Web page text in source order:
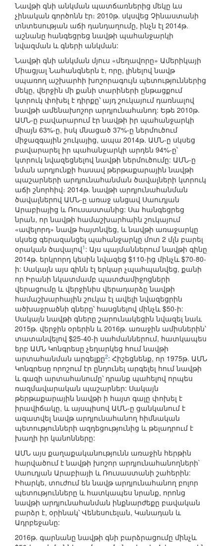
Նավթի գնի անկման պատճառներից մեկը ևս
չինական գործոնն էր։ 2010թ. սկսվեց Չինաստանի
տնտեսության աճի դանդաղումը, ինչն էլ 2014թ.
աշնանը հանգեցրեց նավթի պահանջարկի
նվազման և գների անկման:
Նավթի գնի անկման մյուս «մեղավորը» Ամերիկայի
Միացյալ Նահանգներն է, որը, լինելով նավթ
սպառող աշխարհի խոշորագույն պետություններից
մեկը, վերջին մի քանի տարիների ընթացքում
կտրուկ փոխել է դիրքը՝ այդ շուկայում դառնալով
նավթի ամենախոշոր արդյունահանող: Եթե 2010թ.
ԱՄՆ-ը բավարարում էր նավթի իր պահանջարկի
միայն 63%-ը, իսկ մնացած 37%-ը ներմուծում
միջազգային շուկայից, ապա 2014թ. ԱՄՆ-ը սկսեց
բավարարել իր պահանջարկի արդեն 94%-ը՝
կտրուկ նվազեցնելով նավթի ներմուծումը: ԱՄՆ-ը
նման արդյունքի հասավ թերթաքարային նավթի
պաշարների արդյունահանման ծավալների կտրուկ
աճի շնորհիվ։ 2014թ. նավթի արդյունահանման
ծավալներով ԱՄՆ-ը առաջ անցավ Սաուդյան
Արաբիայից և Ռուսաստանից: Սա հանգեցրեց
նրան, որ նավթի համաշխարհաին շուկայում
«ավելորդ» նավթ հայտնվեց, և նավթի առաջարկը
սկսեց գերազանցել պահանջարկը մոտ 2 մլն բարել
օրական ծավալով1 : Այս պայմաններում նավթի գինը
2014թ. երկրորդ կեսին նվազեց $110-ից մինչև $70-80-
ի: Սակայն այս գինն էլ երկար չպահպանվեց, քանի
որ Իրանի նկատմամբ պատժամիջոցների
վերացումը և վերջինիս վերադարձը նավթի
համաշխարհային շուկա էլ ավելի նվազեցրին
ածխաջրածնի գները՝ հասցնելով մինչև $50-ի:
Սակայն նավթի գները շարունակեցին նվազել նաև
2015թ. վերջին օրերին և 2016թ. առաջին ամիսներին՝
տատանվելով $25-40-ի սահմաններում, հատկապես
երբ ԱՄՆ Կոնգրեսը չեղարկեց հում նավթի
արտահանման արգելքը2: Հիշեցնենք, որ 1975թ. ԱՄՆ
Կոնգրեսը որոշում էր ընդունել արգելել հում նավթի
և գազի արտահանումը՝ դրանք պահելով որպես
ռազմավարական պաշարներ: Սակայն
թերթաքարային նավթի ի հայտ գալը փոխել է
իրավիճակը, և այսպիսով ԱՄՆ-ը ցանկանում է
ազատվել նավթ արդյունահանող հիմնական
պետությունների ազդեցությունից և թելադրում է
խաղի իր կանոնները:
ԱՄՆ այս քաղաքականությունն առաջին հերթին
հարվածում է նավթի խոշոր արդյունահանողների`
Սաուդյան Արաբիայի և Ռուսաստանի շահերին:
Իհարկե, տուժում են նավթ արդյունահանող բոլոր
պետությունները և հատկապես նրանք, որոնց
նավթի արդյունահանման ինքնարժեքը բավական
բարձր է, օրինակ՝ Վենեսուելան, Կանադան և
Ադրբեջանը:
2016թ. գարնանը նավթի գնի բարձրացումը մինչև